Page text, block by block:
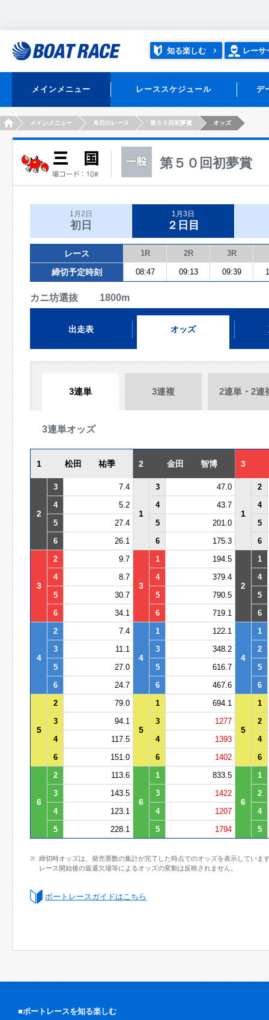
知る楽しむ レーサ
メインメニュー レーススケジュール デ
HOMEメインメニュー 本日のレース 第５０回初夢賞 オッズ
第５０回初夢賞
1月2日
初日
1月3日
２日目
レース 1R 2R 3R
締切予定時刻 08:47 09:13 09:39
カニ坊選抜 1800m
出走表 オッズ
3連単 3連複 2連単・2連
3連単オッズ
1 松田 祐季 2 金田 智博 3
2
3 7.4
1
3 47.0
1
2
4
5.2 4 43.7
4
5
27.4 5 201.0
5
6
26.1 6 175.3 6
3
2 9.7
3
1 194.5
2
1
4
8.7 4 379.4
4
5
30.7 5 790.5
5
6
34.1 6 719.1 6
4
2 7.4
4
1 122.1
4
1
3
11.1 3 348.2
2
5
27.0 5 616.7
5
6
24.7 6 467.6 6
5
2 79.0
5
1 694.1
5
1
3
94.1 3 1277
2
4
117.5 4 1393
4
6
151.0 6 1402 6
6
2 113.6
6
1 833.5
6
1
3
143.5 3 1422
2
4
123.1 4 1207
4
5
228.1 5 1794 5
締切時オッズは、発売票数の集計が完了した時点でのオッズを表示していま
レース開始後の返還欠場等によるオッズの変動は反映されません。
ボートレースガイドはこちら
■ボートレースを知る楽しむ